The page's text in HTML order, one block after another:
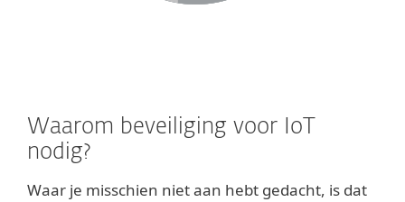
Waarom beveiliging voor IoT
nodig?
Waar je misschien niet aan hebt gedacht, is dat